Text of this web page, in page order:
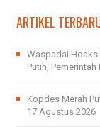
ARTIKEL
Waspadai Hoaks
Putih,
Kopdes Merah
17 Agustus 2026